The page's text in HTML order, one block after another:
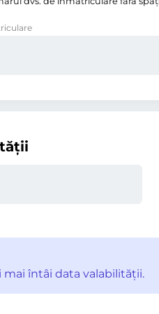
mai întâi data valabilităţii.